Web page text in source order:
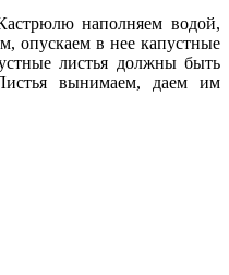
наполняем водой,
опускаем в нее капустные
листья должны быть
вынимаем, даем им